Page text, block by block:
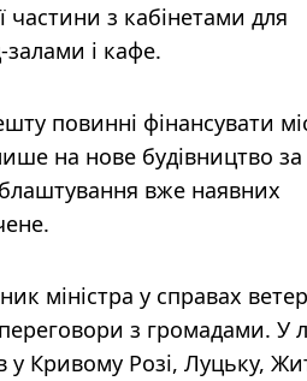
частини з кабінетами для
і кафе.
повинні фінансувати
на нове будівництво за
вже наявних
міністра у справах
з громадами. У
у Кривому Розі, Луцьку,